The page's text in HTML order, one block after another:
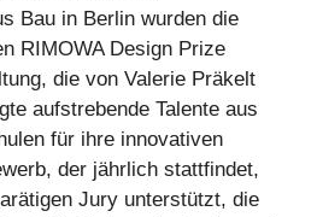
Bau in Berlin wurden die
RIMOWA Design Prize
die von Valerie Präkelt
aufstrebende Talente aus
für ihre innovativen
der jährlich stattfindet,
Jury unterstützt, die